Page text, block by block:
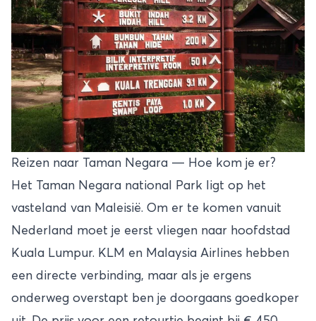
Reizen naar Taman Negara — Hoe kom je er?
Het Taman Negara national Park ligt op het
vasteland van Maleisië. Om er te komen vanuit
Nederland moet je eerst vliegen naar hoofdstad
Kuala Lumpur. KLM en Malaysia Airlines hebben
een directe verbinding, maar als je ergens
onderweg overstapt ben je doorgaans goedkoper